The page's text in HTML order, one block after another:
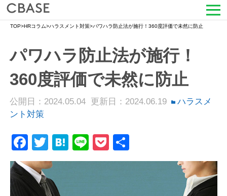
活用シーン
導入事例
セミナー情報
HRコラム
お知らせ
会社情報
TOP>HRコラム>ハラスメント対策>パワハラ防止法が施行！360度評価で未然に防止
パワハラ防止法が施行！
360度評価で未然に防止
公開日：2024.05.04 更新日：2024.06.19
ハラスメ
ント対策
Facebook
Twitter
Hatena
LinePocket
有